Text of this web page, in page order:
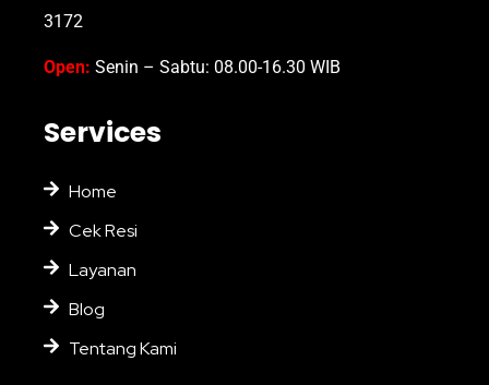
3172
Open: Senin – Sabtu: 08.00-16.30 WIB
Services
Home
Cek Resi
Layanan
Blog
Tentang Kami